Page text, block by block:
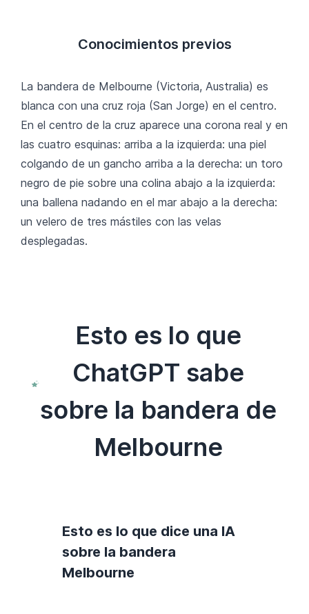
Conocimientos previos
La bandera de Melbourne (Victoria, Australia) es
blanca con una cruz roja (San Jorge) en el centro.
En el centro de la cruz aparece una corona real y en
las cuatro esquinas: arriba a la izquierda: una piel
colgando de un gancho arriba a la derecha: un toro
negro de pie sobre una colina abajo a la izquierda:
una ballena nadando en el mar abajo a la derecha:
un velero de tres mástiles con las velas
desplegadas.
Esto es lo que
ChatGPT sabe
sobre la bandera de
Melbourne
Esto es lo que dice una IA
sobre la bandera
Melbourne